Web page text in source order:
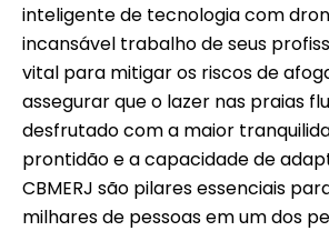
inteligente de tecnologia com
incansável trabalho de seus
vital para mitigar os riscos de
assegurar que o lazer nas praias
desfrutado com a maior
prontidão e a capacidade de
CBMERJ são pilares essenciais
milhares de pessoas em um dos